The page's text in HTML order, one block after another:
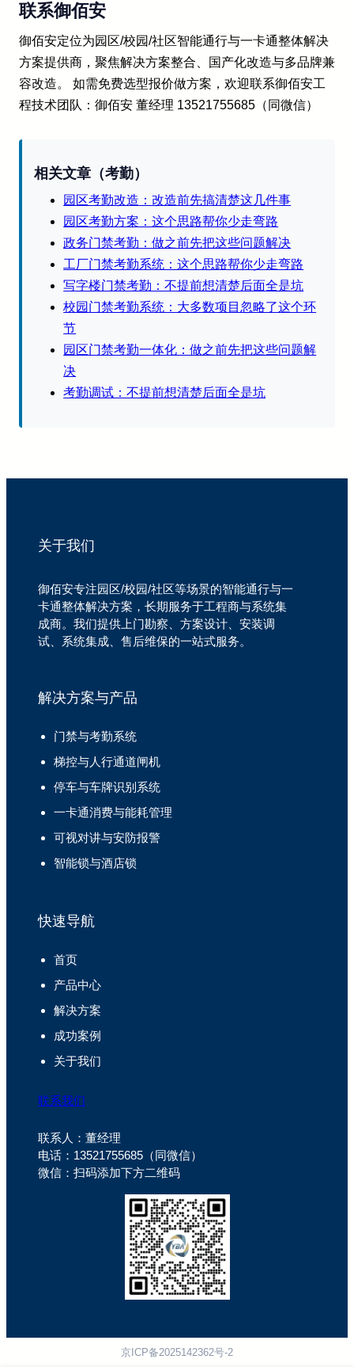
联系御佰安
御佰安定位为园区/校园/社区智能通行与一卡通整体解决
方案提供商，聚焦解决方案整合、国产化改造与多品牌兼
容改造。 如需免费选型报价做方案，欢迎联系御佰安工
程技术团队：御佰安 董经理 13521755685（同微信）
相关文章（考勤）
园区考勤改造：改造前先搞清楚这几件事
园区考勤方案：这个思路帮你少走弯路
政务门禁考勤：做之前先把这些问题解决
工厂门禁考勤系统：这个思路帮你少走弯路
写字楼门禁考勤：不提前想清楚后面全是坑
校园门禁考勤系统：大多数项目忽略了这个环
节
园区门禁考勤一体化：做之前先把这些问题解
决
考勤调试：不提前想清楚后面全是坑
关于我们
御佰安专注园区/校园/社区等场景的智能通行与一
卡通整体解决方案，长期服务于工程商与系统集
成商。我们提供上门勘察、方案设计、安装调
试、系统集成、售后维保的一站式服务。
解决方案与产品
门禁与考勤系统
梯控与人行通道闸机
停车与车牌识别系统
一卡通消费与能耗管理
可视对讲与安防报警
智能锁与酒店锁
快速导航
首页
产品中心
解决方案
成功案例
关于我们
联系我们
联系人：董经理
电话：13521755685（同微信）
微信：扫码添加下方二维码
京ICP备2025142362号-2